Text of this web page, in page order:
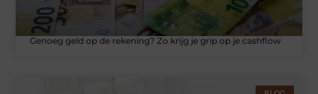
Genoeg geld op de rekening? Zo krijg je grip op je cashflow